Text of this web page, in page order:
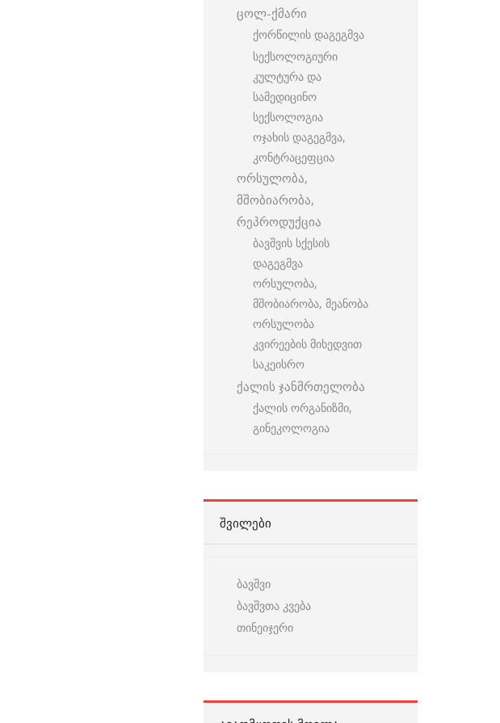
ცოლ-ქმარი
ქორწილის დაგეგმვა
სექსოლოგიური
კულტურა და
სამედიცინო
სექსოლოგია
ოჯახის დაგეგმვა,
კონტრაცეფცია
ორსულობა,
მშობიარობა,
რეპროდუქცია
ბავშვის სქესის
დაგეგმვა
ორსულობა,
მშობიარობა, მეანობა
ორსულობა
კვირეების მიხედვით
საკეისრო
ქალის ჯანმრთელობა
ქალის ორგანიზმი,
გინეკოლოგია
ᲨᲕᲘᲚᲔᲑᲘ
ბავშვი
ბავშვთა კვება
თინეიჯერი